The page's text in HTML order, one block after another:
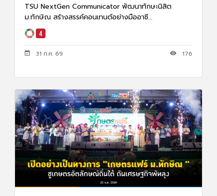
TSU NextGen Communicator พัฒนาทักษะนิสิต
ม.ทักษิณ สร้างสรรค์คอนเทนต์อย่างมืออาชี...
31 ก.ค. 69 176